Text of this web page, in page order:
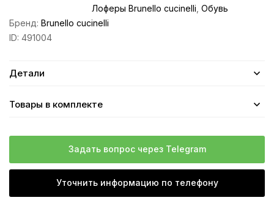
Лоферы Brunello cucinelli Обувь
Бренд: Brunello cucinelli
ID: 491004
Детали
Товары в комплекте
Задать вопрос через Telegram
Уточнить информацию по телефону